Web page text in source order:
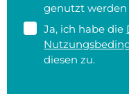
genutzt werden
Ja, ich habe die
diesen zu.